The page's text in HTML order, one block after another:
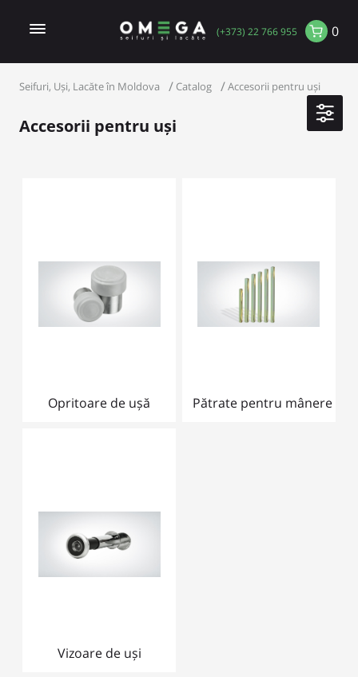
(+373) 22 766 955 0
Seifuri, Uși, Lacăte în Moldova Catalog Accesorii pentru uși
Accesorii pentru uși
Opritoare de ușă Pătrate pentru mânere
Vizoare de uși